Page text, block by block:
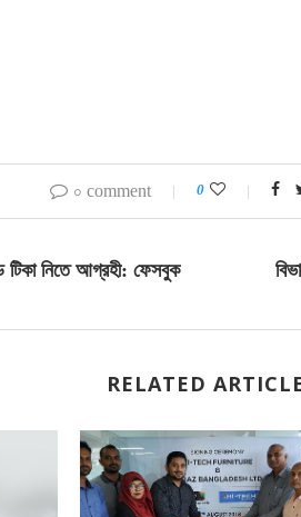
০ comment 0
টিকা নিতে আগ্রহী: ফেসবুক
RELATED